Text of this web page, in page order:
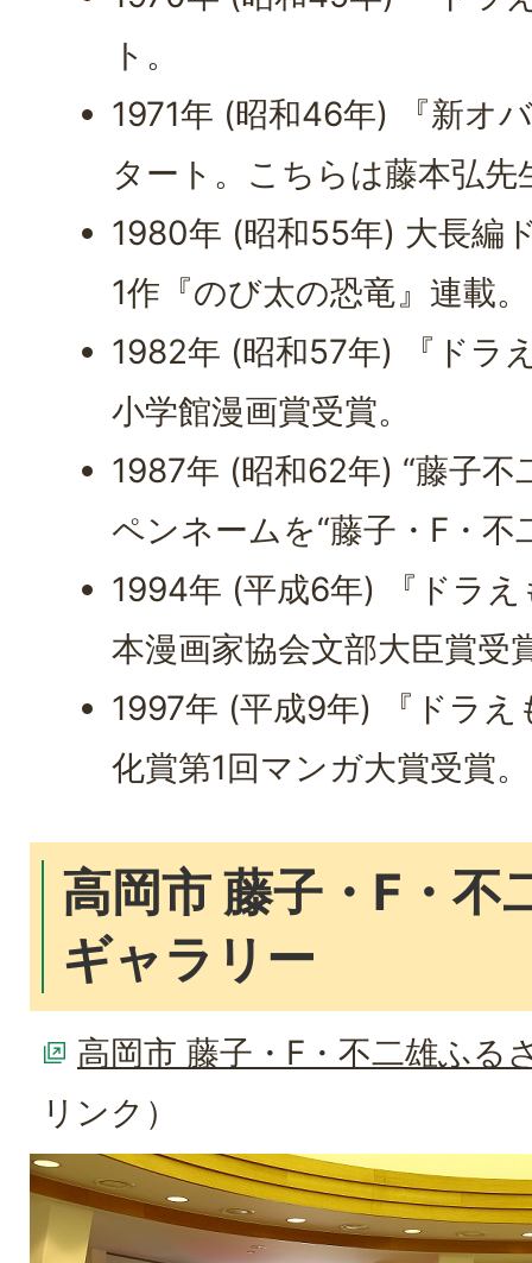
ト。
1971年 (昭和46年) 『新オ
タート。こちらは藤本弘先
1980年 (昭和55年) 大長編
1作『のび太の恐竜』連載
1982年 (昭和57年) 『ドラ
小学館漫画賞受賞。
1987年 (昭和62年) “藤子不
ペンネームを“藤子・F・不
1994年 (平成6年) 『ドラ
本漫画家協会文部大臣賞受
1997年 (平成9年) 『ドラ
化賞第1回マンガ大賞受賞。
高岡市 藤子・F・不
ギャラリー
高岡市 藤子・F・不二雄ふる
リンク）